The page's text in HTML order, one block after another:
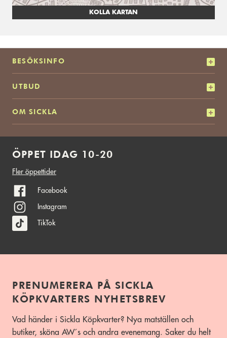
KOLLA KARTAN
BESÖKSINFO
UTBUD
OM SICKLA
ÖPPET IDAG 10-20
Fler öppettider
Facebook
Instagram
TikTok
PRENUMERERA PÅ SICKLA
KÖPKVARTERS NYHETSBREV
Vad händer i Sickla Köpkvarter? Nya matställen och
butiker, sköna AW´s och andra evenemang. Saker du helt